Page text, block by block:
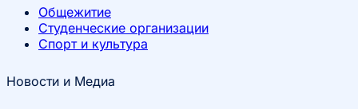
Общежитие
Студенческие организации
Спорт и культура
Новости и Медиа